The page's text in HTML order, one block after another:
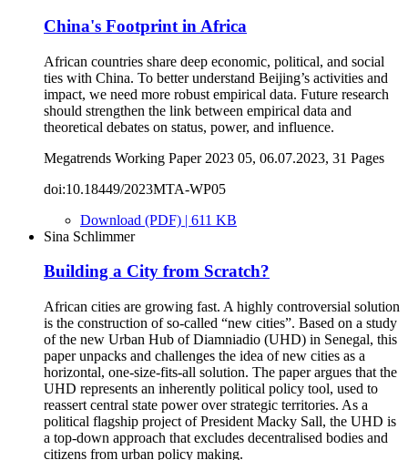
China's Footprint in Africa
African countries share deep economic, political, and social
ties with China. To better understand Beijing’s activities and
impact, we need more robust empirical data. Future research
should strengthen the link between empirical data and
theoretical debates on status, power, and influence.
Megatrends Working Paper 2023 05, 06.07.2023, 31 Pages
doi:10.18449/2023MTA-WP05
Download (PDF) | 611 KB
Sina Schlimmer
Building a City from Scratch?
African cities are growing fast. A highly controversial solution
is the construction of so-called “new cities”. Based on a study
of the new Urban Hub of Diamniadio (UHD) in Senegal, this
paper unpacks and challenges the idea of new cities as a
horizontal, one-size-fits-all solution. The paper argues that the
UHD represents an inherently political policy tool, used to
reassert central state power over strategic territories. As a
political flagship project of President Macky Sall, the UHD is
a top-down approach that excludes decentralised bodies and
citizens from urban policy making.